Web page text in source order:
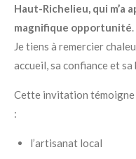
Haut-Richelieu, qui m’a
magnifique opportunité.
Je tiens à remercier
accueil, sa confiance et
Cette invitation témoigne
:
l’artisanat local